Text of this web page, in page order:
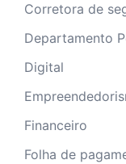
Corretora de
Departamento
Digital
Financeiro
Folha de